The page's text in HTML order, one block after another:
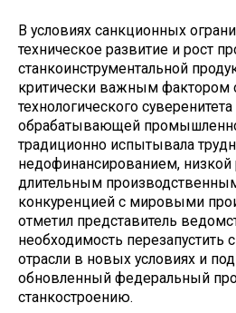
В условиях санкционных
техническое развитие и рост
станкоинструментальной
критически важным фактором
технологического
обрабатывающей
традиционно испытывала
недофинансированием, низкой
длительным
конкуренцией с мировыми
отметил представитель
необходимость перезапустить
отрасли в новых условиях и
обновленный федеральный
станкостроению.